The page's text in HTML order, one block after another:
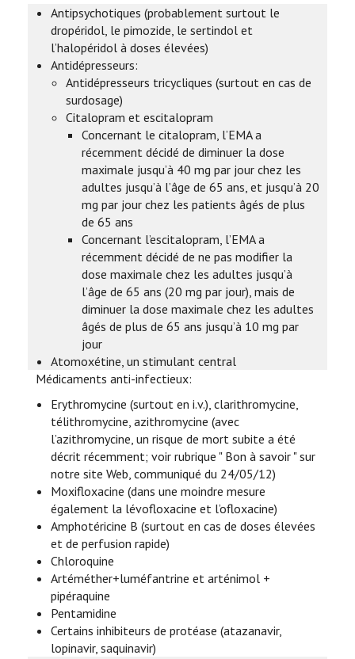
Antipsychotiques (probablement surtout le
dropéridol, le pimozide, le sertindol et
l’halopéridol à doses élevées)
Antidépresseurs:
Antidépresseurs tricycliques (surtout en cas de
surdosage)
Citalopram et escitalopram
Concernant le citalopram, l’EMA a
récemment décidé de diminuer la dose
maximale jusqu’à 40 mg par jour chez les
adultes jusqu’à l’âge de 65 ans, et jusqu’à 20
mg par jour chez les patients âgés de plus
de 65 ans
Concernant l’escitalopram, l’EMA a
récemment décidé de ne pas modifier la
dose maximale chez les adultes jusqu’à
l’âge de 65 ans (20 mg par jour), mais de
diminuer la dose maximale chez les adultes
âgés de plus de 65 ans jusqu’à 10 mg par
jour
Atomoxétine, un stimulant central
Médicaments anti-infectieux:
Erythromycine (surtout en i.v.), clarithromycine,
télithromycine, azithromycine (avec
l’azithromycine, un risque de mort subite a été
décrit récemment; voir rubrique " Bon à savoir " sur
notre site Web, communiqué du 24/05/12)
Moxifloxacine (dans une moindre mesure
également la lévofloxacine et l’ofloxacine)
Amphotéricine B (surtout en cas de doses élevées
et de perfusion rapide)
Chloroquine
Artéméther+luméfantrine et arténimol +
pipéraquine
Pentamidine
Certains inhibiteurs de protéase (atazanavir,
lopinavir, saquinavir)